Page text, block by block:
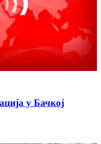
у Бачкој